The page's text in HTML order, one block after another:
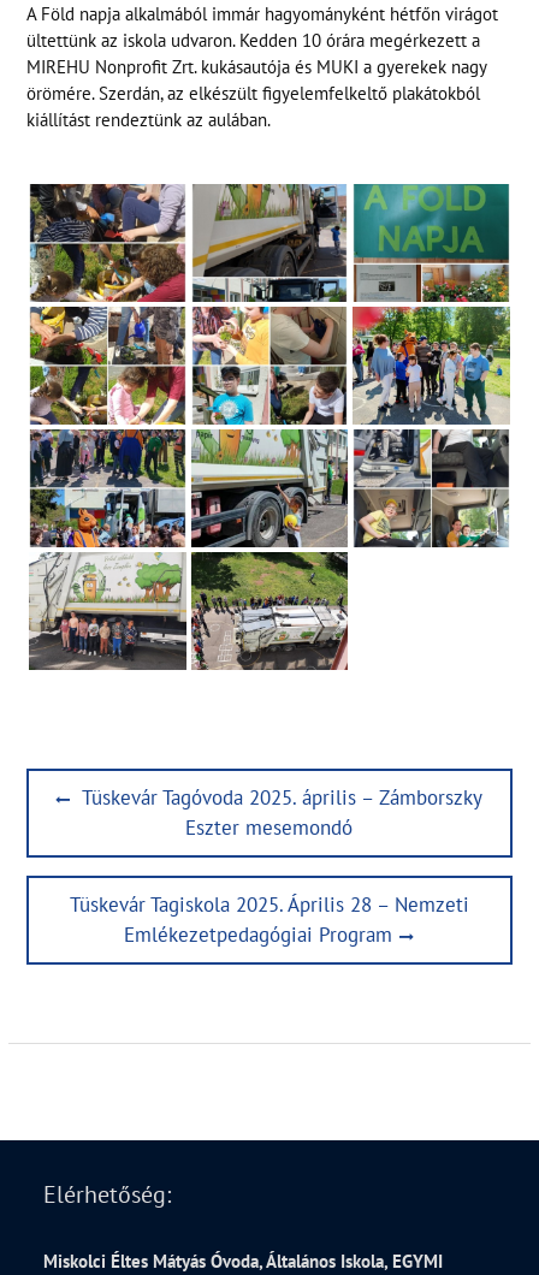
A Föld napja alkalmából immár hagyományként hétfőn virágot
ültettünk az iskola udvaron. Kedden 10 órára megérkezett a
MIREHU Nonprofit Zrt. kukásautója és MUKI a gyerekek nagy
örömére. Szerdán, az elkészült figyelemfelkeltő plakátokból
kiállítást rendeztünk az aulában.
BejegyzésPrevious
Tüskevár Tagóvoda 2025. április – Zámborszky
Eszter mesemondó
Next
Tüskevár Tagiskola 2025. Április 28 – Nemzeti
Emlékezetpedagógiai Program
Elérhetőség:
Miskolci Éltes Mátyás Óvoda, Általános Iskola, EGYMI